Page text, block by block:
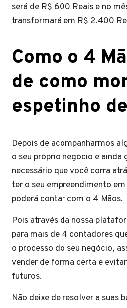
será de R$ 600 Reais e no
transformará em R$ 2.400
Como o 4
de como
espetinho
Depois de acompanharmos
o seu próprio negócio e ainda
necessário que você corra
ter o seu empreendimento
poderá contar com o 4 Mãos.
Pois através da nossa
para mais de 4 contadores
o processo do seu negócio,
vender de forma certa e
futuros.
Não deixe de resolver a suas